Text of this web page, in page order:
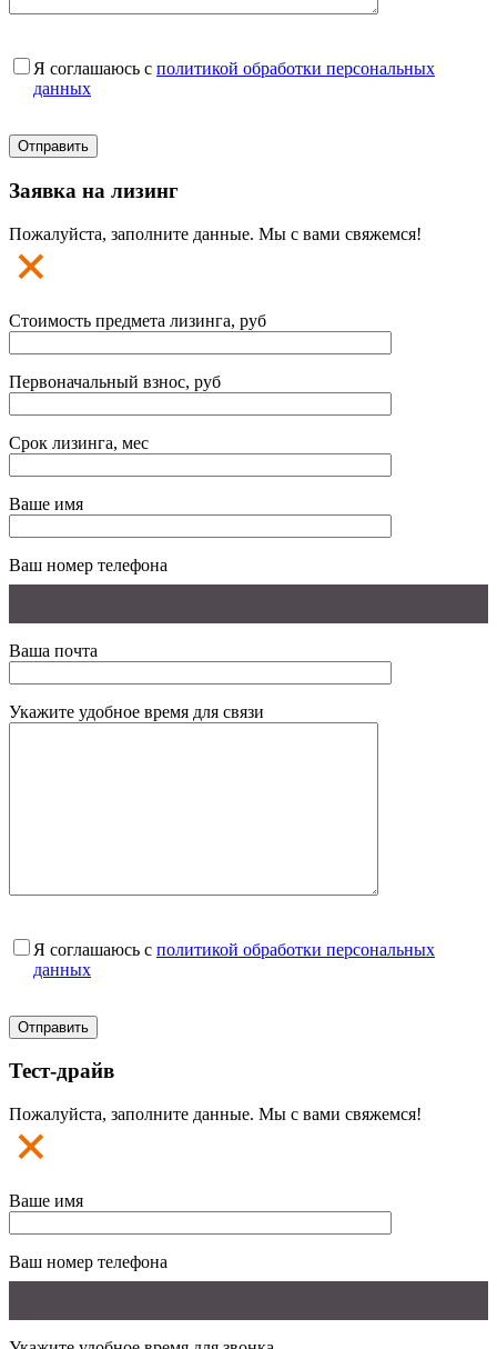
Я соглашаюсь с политикой обработки персональных
данных
Заявка на лизинг
Пожалуйста, заполните данные. Мы с вами свяжемся!
Стоимость предмета лизинга, руб
Первоначальный взнос, руб
Срок лизинга, мес
Ваше имя
Ваш номер телефона
Ваша почта
Укажите удобное время для связи
Я соглашаюсь с политикой обработки персональных
данных
Тест-драйв
Пожалуйста, заполните данные. Мы с вами свяжемся!
Ваше имя
Ваш номер телефона